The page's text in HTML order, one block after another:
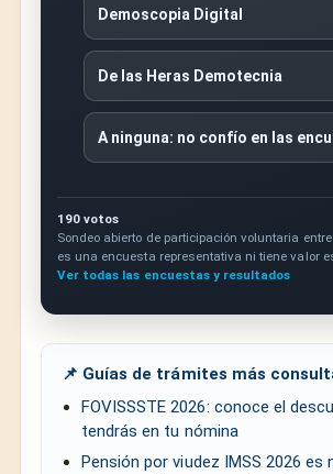
Demoscopia Digital
De las Heras Demotecnia
A ninguna: no confío en las
190 votos
Sondeo abierto de participación voluntaria
es una encuesta representativa ni tiene valor
Ver todas las encuestas y resultados
📌 Guías de trámites más
FOVISSSTE 2026: conoce el
tendrás en tu nómina
Pensión por viudez IMSS 2026 es